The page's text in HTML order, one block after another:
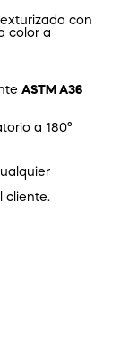
con
color a
ASTM A36
a 180°
cliente.